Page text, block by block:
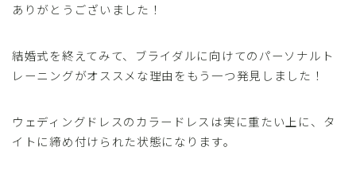
ありがとうございました！
結婚式を終えてみて、ブライダルに向けてのパーソナルト
レーニングがオススメな理由をもう一つ発見しました！
ウェディングドレスのカラードレスは実に重たい上に、タ
イトに締め付けられた状態になります。